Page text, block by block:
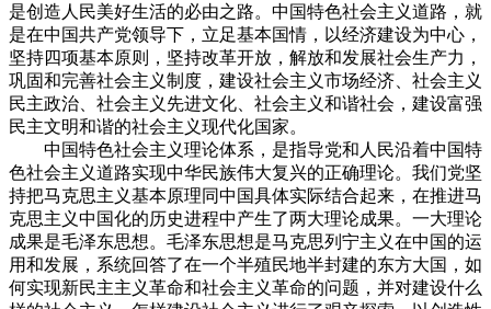
是创造人民美好生活的必由之路。中国特色社会主义道路，就
是在中国共产党领导下，立足基本国情，以经济建设为中心，
坚持四项基本原则，坚持改革开放，解放和发展社会生产力，
巩固和完善社会主义制度，建设社会主义市场经济、社会主义
民主政治、社会主义先进文化、社会主义和谐社会，建设富强
民主文明和谐的社会主义现代化国家。
中国特色社会主义理论体系，是指导党和人民沿着中国特
色社会主义道路实现中华民族伟大复兴的正确理论。我们党坚
持把马克思主义基本原理同中国具体实际结合起来，在推进马
克思主义中国化的历史进程中产生了两大理论成果。一大理论
成果是毛泽东思想。毛泽东思想是马克思列宁主义在中国的运
用和发展，系统回答了在一个半殖民地半封建的东方大国，如
何实现新民主主义革命和社会主义革命的问题，并对建设什么